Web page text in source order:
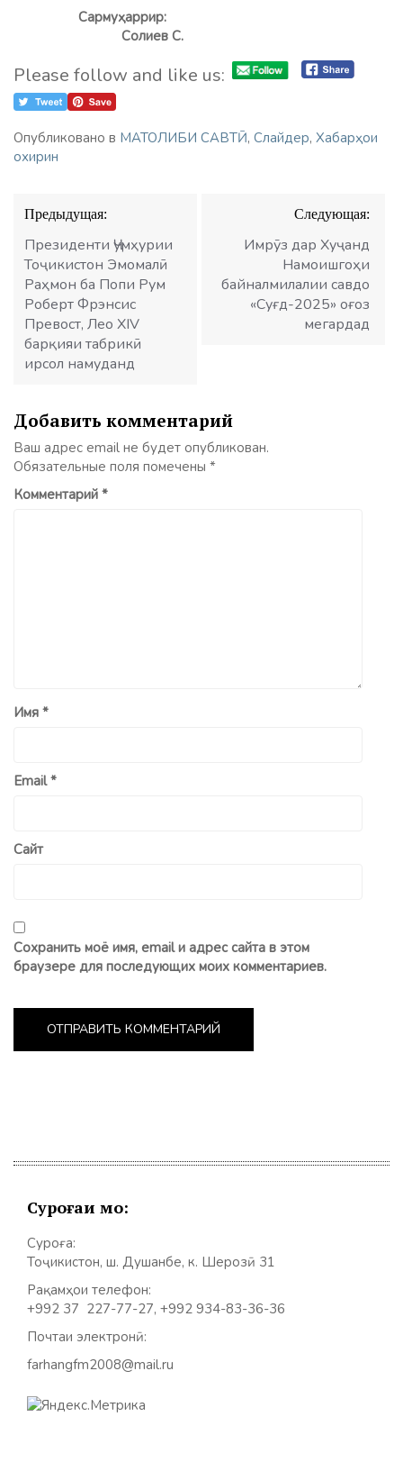
Сармуҳаррир:
Солиев С.
Please follow and like us:
Опубликовано в МАТОЛИБИ САВТӢ, Слайдер, Хабарҳои
охирин
Навигация
по
записям
Предыдущая:
Президенти Ҷумҳурии
Тоҷикистон Эмомалӣ
Раҳмон ба Попи Рум
Роберт Фрэнсис
Превост, Лео XIV
барқияи табрикӣ
ирсол намуданд
Следующая:
Имрӯз дар Хуҷанд
Намоишгоҳи
байналмилалии савдо
«Суғд-2025» оғоз
мегардад
Добавить комментарий
Ваш адрес email не будет опубликован.
Обязательные поля помечены *
Комментарий *
Имя *
Email*
Сайт
Сохранить моё имя, email и адрес сайта в этом
браузере для последующих моих комментариев.
Суроғаи мо:
Суроға:
Тоҷикистон, ш. Душанбе, к. Шерозӣ 31
Рақамҳои телефон:
+992 37 227-77-27, +992 934-83-36-36
Почтаи электронӣ:
farhangfm2008@mail.ru